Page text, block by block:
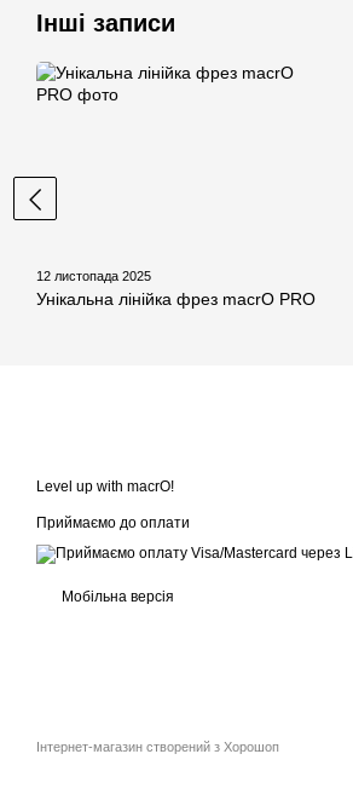
Інші записи
12 листопада 2025
Унікальна лінійка фрез macrO PRO
Level up with macrO!
Приймаємо до оплати
Мобільна версія
Інтернет-магазин створений з Хорошоп